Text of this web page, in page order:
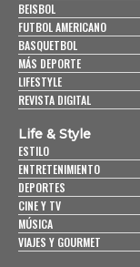
BEISBOL
FUTBOL AMERICANO
BASQUETBOL
MÁS DEPORTE
LIFESTYLE
REVISTA DIGITAL
Life & Style
ESTILO
ENTRETENIMIENTO
DEPORTES
CINE Y TV
MÚSICA
VIAJES Y GOURMET